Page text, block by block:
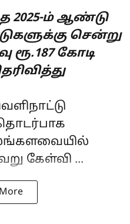
2025-ம் ஆண்டு
சென்று
கோடி
கேள்வி ...